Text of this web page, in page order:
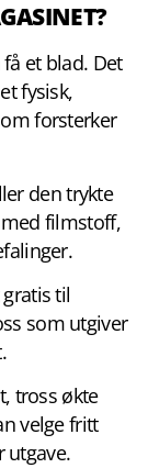
et blad. Det
fysisk,
forsterker
den trykte
filmstoff,
til
som utgiver
tross økte
velge fritt
utgave.